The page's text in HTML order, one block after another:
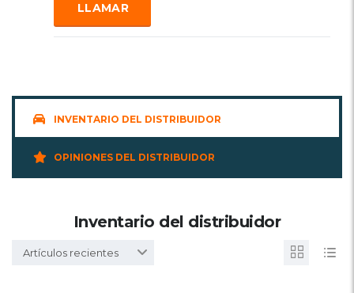
LLAMAR
INVENTARIO DEL DISTRIBUIDOR
OPINIONES DEL DISTRIBUIDOR
Inventario del distribuidor
Artículos recientes